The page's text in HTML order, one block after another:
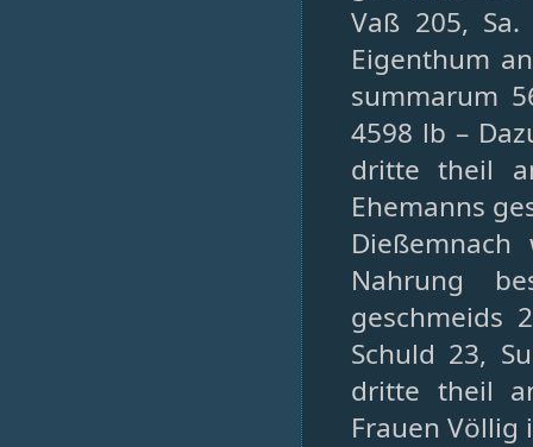
Vaß 205,
Eigenthum
summarum
4598 lb –
dritte theil
Ehemanns
Nahrung
geschmeids
Schuld 23,
dritte theil
Frauen Völlig